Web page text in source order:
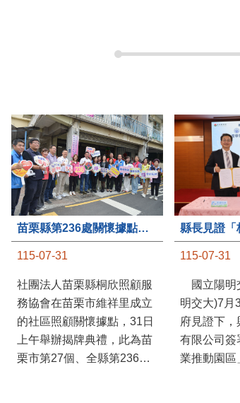
苗栗縣第236處關懷據點在苗栗市維祥里揭牌
115-07-31
社團法人苗栗縣桐欣照顧服
務協會在苗栗市維祥里成立
的社區照顧關懷據點，31日
上午舉辦揭牌典禮，此為苗
栗市第27個、全縣第236處
115-07-31
國立陽明
明交大)7月
府見證下
有限公司簽
業推動園區